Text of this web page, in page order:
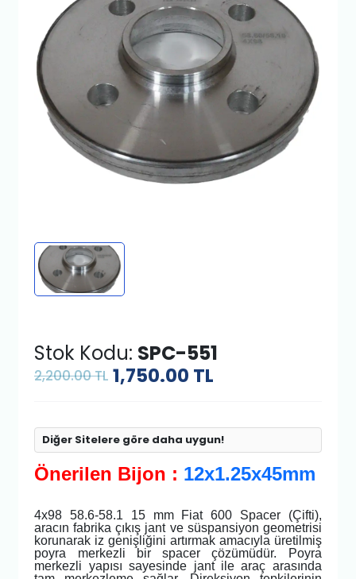
Stok Kodu: SPC-551
2,200.00 TL 1,750.00 TL
Diğer Sitelere göre daha uygun!
Önerilen Bijon : 12x1.25x45mm
4x98 58.6-58.1 15 mm Fiat 600 Spacer (Çifti),
aracın fabrika çıkış jant ve süspansiyon geometrisi
korunarak iz genişliğini artırmak amacıyla üretilmiş
poyra merkezli bir spacer çözümüdür. Poyra
merkezli yapısı sayesinde jant ile araç arasında